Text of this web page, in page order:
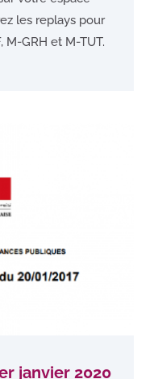
les replays pour
M-GRH et M-TUT.
janvier 2020